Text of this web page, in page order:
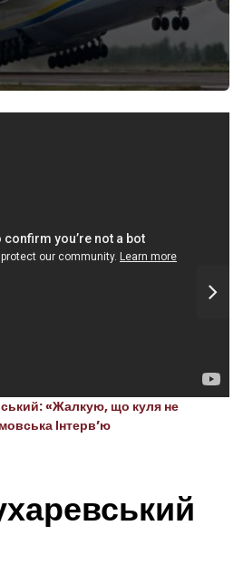
«Жалкую, що куля не
Інтерв’ю